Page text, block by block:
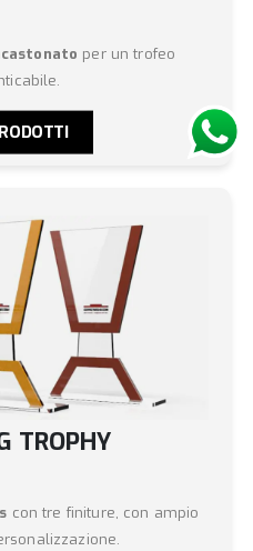
per un trofeo
TROPHY
con tre finiture, con ampio